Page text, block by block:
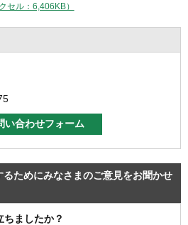
セル：6,406KB）
ためにみなさまのご意見をお聞かせ
ちましたか？